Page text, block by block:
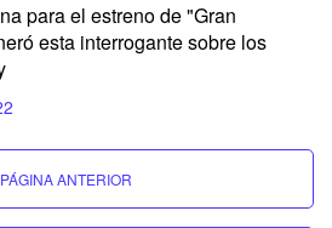
para el estreno de "Gran
esta interrogante sobre los
PÁGINA ANTERIOR